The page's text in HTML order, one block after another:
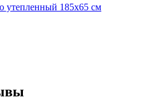
утепленный 185x65 см